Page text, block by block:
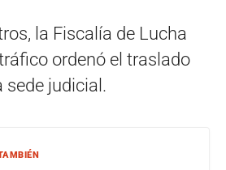
la Fiscalía de Lucha
ordenó el traslado
sede judicial.